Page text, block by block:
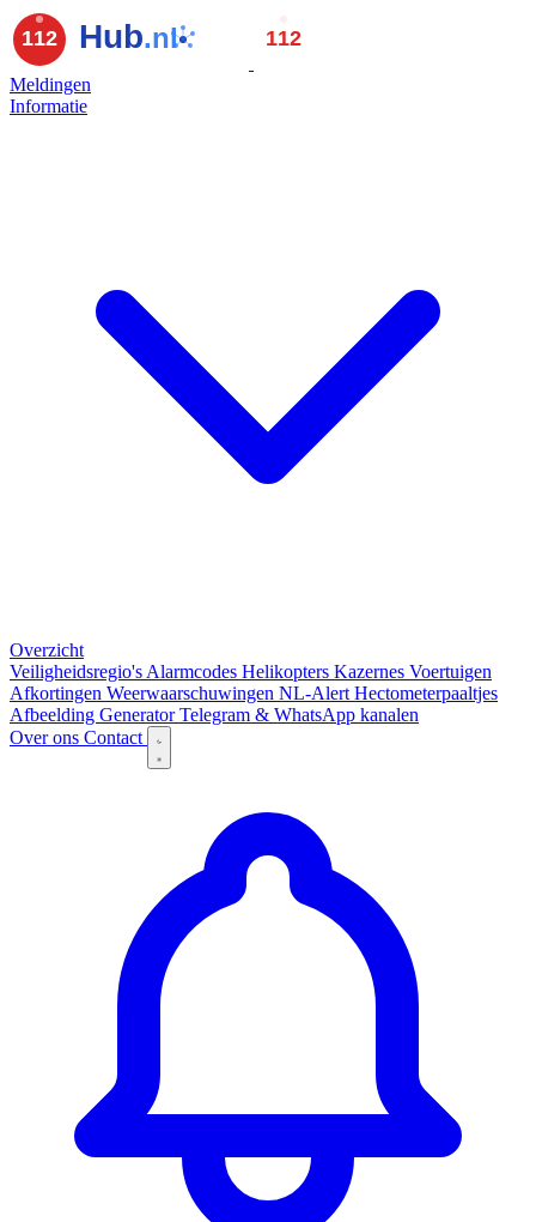
Meldingen
Informatie
Overzicht
Veiligheidsregio's Alarmcodes Helikopters Kazernes Voertuigen
Afkortingen Weerwaarschuwingen NL-Alert Hectometerpaaltjes
Afbeelding GeneratorTelegram & WhatsApp kanalen
Over ons Contact